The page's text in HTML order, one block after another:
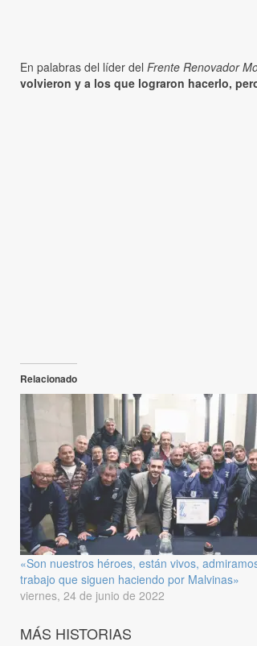
En palabras del líder del Frente Renovador
volvieron y a los que lograron hacerlo,
Relacionado
«Son nuestros héroes, están vivos,
trabajo que siguen haciendo por Malvinas»
viernes, 24 de junio de 2022
MÁS HISTORIAS